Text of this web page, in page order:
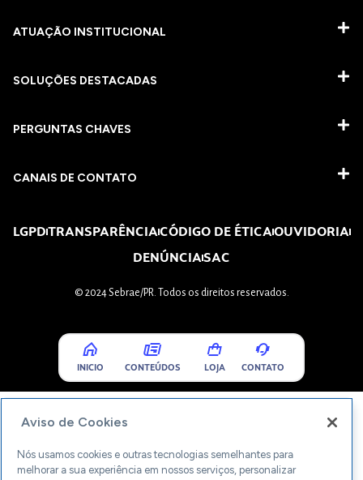
ATUAÇÃO INSTITUCIONAL
SOLUÇÕES DESTACADAS
PERGUNTAS CHAVES​
CANAIS DE CONTATO
LGPDTRANSPARÊNCIACÓDIGO DE ÉTICAOUVIDORIA
DENÚNCIASAC
© 2024 Sebrae/PR. Todos os direitos reservados.
INICIO CONTEÚDOS LOJA CONTATO
Aviso de Cookies
Nós usamos cookies e outras tecnologias semelhantes para
melhorar a sua experiência em nossos serviços, personalizar